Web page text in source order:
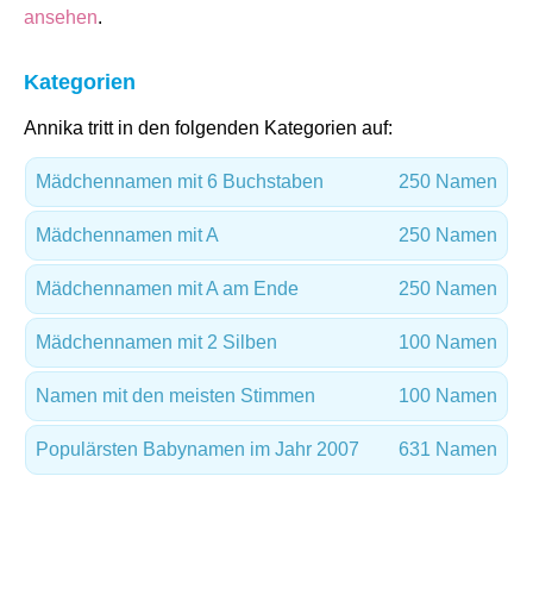
ansehen.
Kategorien
Annika tritt in den folgenden Kategorien auf:
Mädchennamen mit 6 Buchstaben 250 Namen
Mädchennamen mit A 250 Namen
Mädchennamen mit A am Ende 250 Namen
Mädchennamen mit 2 Silben 100 Namen
Namen mit den meisten Stimmen 100 Namen
Populärsten Babynamen im Jahr 2007 631 Namen